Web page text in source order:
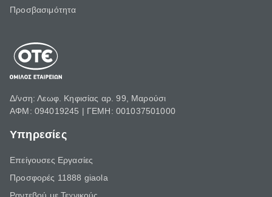
Προσβασιμότητα
Δ/νση: Λεωφ. Κηφισίας αρ. 99, Μαρούσι
ΑΦΜ: 094019245 | ΓΕΜΗ: 001037501000
Υπηρεσίες
Επείγουσες Εργασίες
Προσφορές 11888 giaola